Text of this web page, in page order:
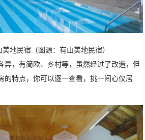
地民宿（图源：有山美地民宿）
异，有简欧、乡村等，虽然经过了改造，但
的特点，你可以逐一查看，挑一间心仪居